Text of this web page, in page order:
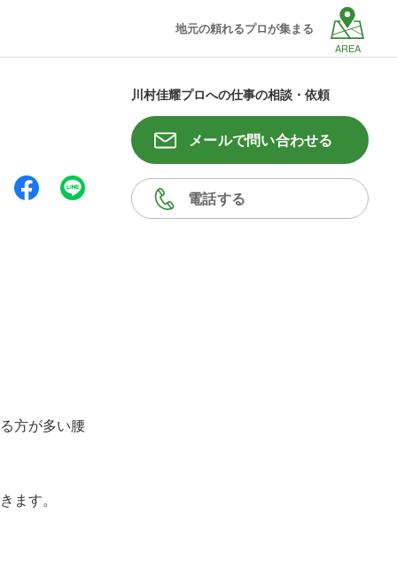
地元の頼れるプロが集まる
AREA
方が多い腰
ます。
川村佳耀プロへの仕事の相談・依頼
メールで問い合わせる
電話する